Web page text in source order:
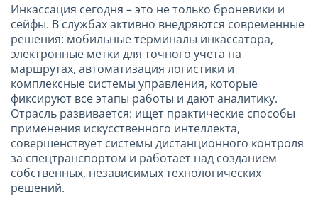
Инкассация сегодня – это не только броневики и
сейфы. В службах активно внедряются современные
решения: мобильные терминалы инкассатора,
электронные метки для точного учета на
маршрутах, автоматизация логистики и
комплексные системы управления, которые
фиксируют все этапы работы и дают аналитику.
Отрасль развивается: ищет практические способы
применения искусственного интеллекта,
совершенствует системы дистанционного контроля
за спецтранспортом и работает над созданием
собственных, независимых технологических
решений.